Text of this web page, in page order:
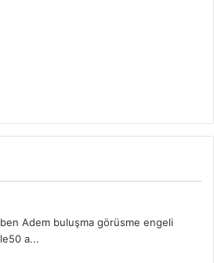
Adem buluşma görüsme engeli
a...